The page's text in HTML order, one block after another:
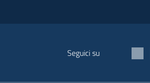
Seguici su